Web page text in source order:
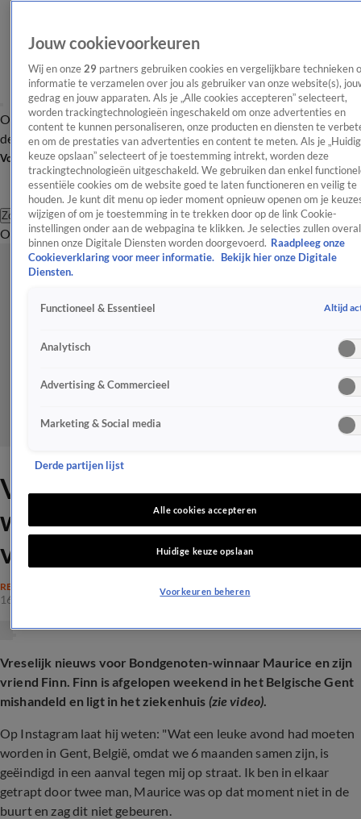
OverzichtAfleveringen Entertainment TV Algemeen
Tip
de redactieNieuwsbrief
Volg Shownieuws
Zoeken
OverzichtEntertainmentSpraakmakendRealityCrimeVideo's
Vriend van De Bondgenoten-
winnaar Maurice deelt
vreselijk nieuws
REALITY
16 juli 2025, 17:06
Vreselijk nieuws voor Bondgenoten-winnaar Maurice en zijn
vriend Finn. Finn is afgelopen weekend in het Belgische Gent
mishandeld en ligt in het ziekenhuis (zie video).
Op Instagram laat hij weten: "Wat een leuke avond had moeten
worden in Gent, België, omdat we 6 maanden samen zijn, is
geëindigd in een aanval tegen mij op straat. Ik ben in elkaar
getrapt door twee man, Maurice was op dat moment niet in de
buurt en zag dit niet gebeuren.
Jouw cookievoorkeuren
Wij en onze 29 partners gebruiken cookies en vergelijkbare technieken
informatie te verzamelen over jou als gebruiker van onze website(s),
gedrag en jouw apparaten. Als je „Alle cookies accepteren” selecteert,
worden trackingtechnologieën ingeschakeld om onze advertenties en
content te kunnen personaliseren, onze producten en diensten te
en om de prestaties van advertenties en content te meten. Als je
keuze opslaan” selecteert of je toestemming intrekt, worden deze
trackingtechnologieën uitgeschakeld. We gebruiken dan enkel
essentiële cookies om de website goed te laten functioneren en veilig te
houden. Je kunt dit menu op ieder moment opnieuw openen om je
wijzigen of om je toestemming in te trekken door op de link Cookie-
instellingen onder aan de webpagina te klikken. Je selecties zullen overal
binnen onze Digitale Diensten worden doorgevoerd. Raadpleeg onze
Cookieverklaring voor meer informatie.
Bekijk hier onze Digitale
Diensten.
Functioneel & Essentieel Altijd
Analytisch
Advertising & Commercieel
Marketing & Social media
Derde partijen lijst
Alle cookies accepteren
Huidige keuze opslaan
Voorkeuren beheren